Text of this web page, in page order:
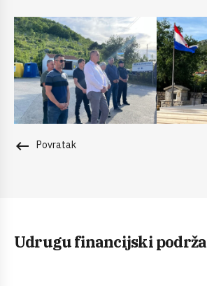
keyboard_backspace Povratak
Udrugu financijski